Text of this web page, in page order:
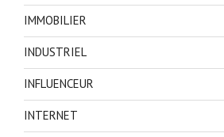
IMMOBILIER
INDUSTRIEL
INFLUENCEUR
INTERNET